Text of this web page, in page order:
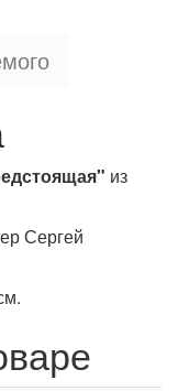
из
Сергей